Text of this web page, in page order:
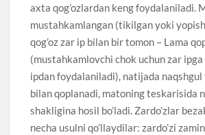
axta qog’ozlardan keng foydalaniladi.
mustahkamlangan (tikilgan yoki
qog’oz zar ip bilan bir tomon – Lama
(mustahkamlovchi chok uchun zar
ipdan foydalaniladi), natijada
bilan qoplanadi, matoning teskarisida
shakligina hosil bo’ladi. Zardo’zlar
necha usulni qo’llaydilar: zardo’zi